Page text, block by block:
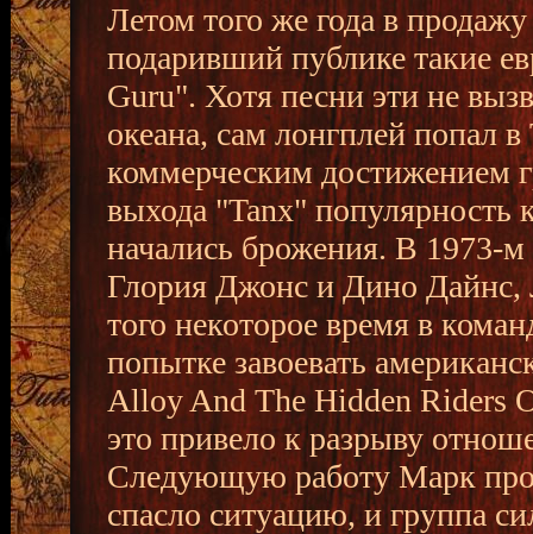
Летом того же года в
подаривший публике такие
Guru". Хотя песни эти не
океана, сам лонгплей попал
коммерческим достижением
выхода "Tanx" популярность
начались брожения. В 1973-
Глория Джонс и Дино Дайнс,
того некоторое время в
попытке завоевать
Alloy And The Hidden Riders
это привело к разрыву
Следующую работу Марк
спасло ситуацию, и группа